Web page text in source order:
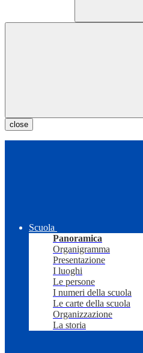
close
Scuola
Panoramica
Organigramma
Presentazione
I luoghi
Le persone
I numeri della scuola
Le carte della scuola
Organizzazione
La storia